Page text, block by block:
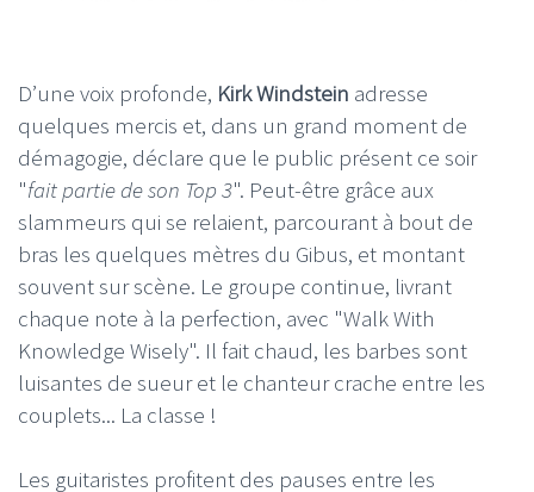
D’une voix profonde, Kirk Windstein adresse
quelques mercis et, dans un grand moment de
démagogie, déclare que le public présent ce soir
"fait partie de son Top 3". Peut-être grâce aux
slammeurs qui se relaient, parcourant à bout de
bras les quelques mètres du Gibus, et montant
souvent sur scène. Le groupe continue, livrant
chaque note à la perfection, avec "Walk With
Knowledge Wisely". Il fait chaud, les barbes sont
luisantes de sueur et le chanteur crache entre les
couplets... La classe !
Les guitaristes profitent des pauses entre les